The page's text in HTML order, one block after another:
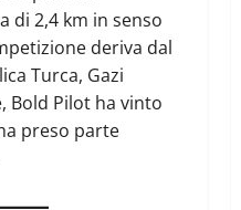
di 2,4 km in senso
deriva dal
Turca, Gazi
Bold Pilot ha vinto
preso parte